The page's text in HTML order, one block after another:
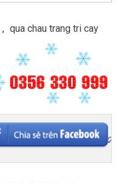
, qua chau trang tri cay